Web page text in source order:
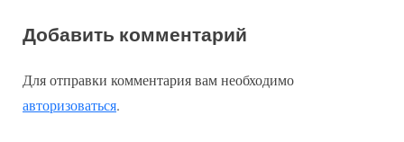
записям
д
д
у
е
у
Добавить комментарий
Для отправки комментария вам необходимо
авторизоваться.